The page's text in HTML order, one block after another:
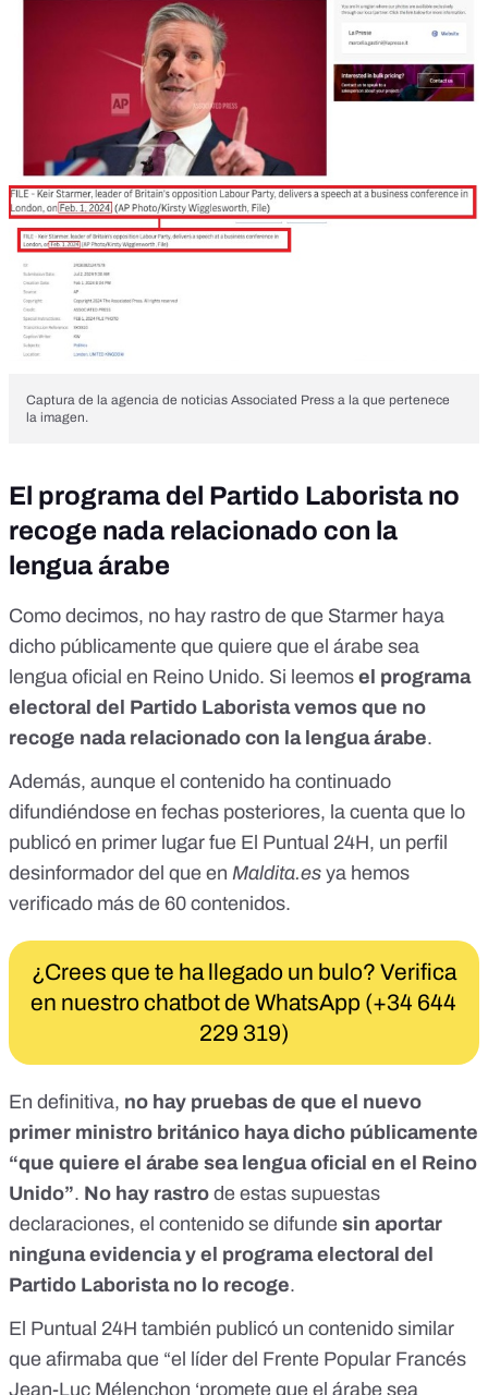
Captura de la agencia de noticias Associated Press a la que pertenece
la imagen.
El programa del Partido Laborista no
recoge nada relacionado con la
lengua árabe
Como decimos, no hay rastro de que Starmer haya
dicho públicamente que quiere que el árabe sea
lengua oficial en Reino Unido. Si leemos el programa
electoral del Partido Laboristavemos que no
recoge nada relacionado con la lengua árabe.
Además, aunque el contenido ha continuado
difundiéndose en fechas posteriores, la cuenta que lo
publicó en primer lugar fue El Puntual 24H, un perfil
desinformador del que en Maldita.es ya hemos
verificado más de 60 contenidos.
¿Crees que te ha llegado un bulo? Verifica
en nuestro chatbot de WhatsApp (+34 644
229 319)
En definitiva, no hay pruebas de que el nuevo
primer ministro británico haya dicho públicamente
“que quiere el árabe sea lengua oficial en el Reino
Unido”. No hay rastro de estas supuestas
declaraciones, el contenido se difunde sin aportar
ninguna evidencia y el programa electoral del
Partido Laborista no lo recoge.
El Puntual 24H también publicó un contenido similar
que afirmaba que “el líder del Frente Popular Francés
Jean-Luc Mélenchon ‘promete que el árabe sea